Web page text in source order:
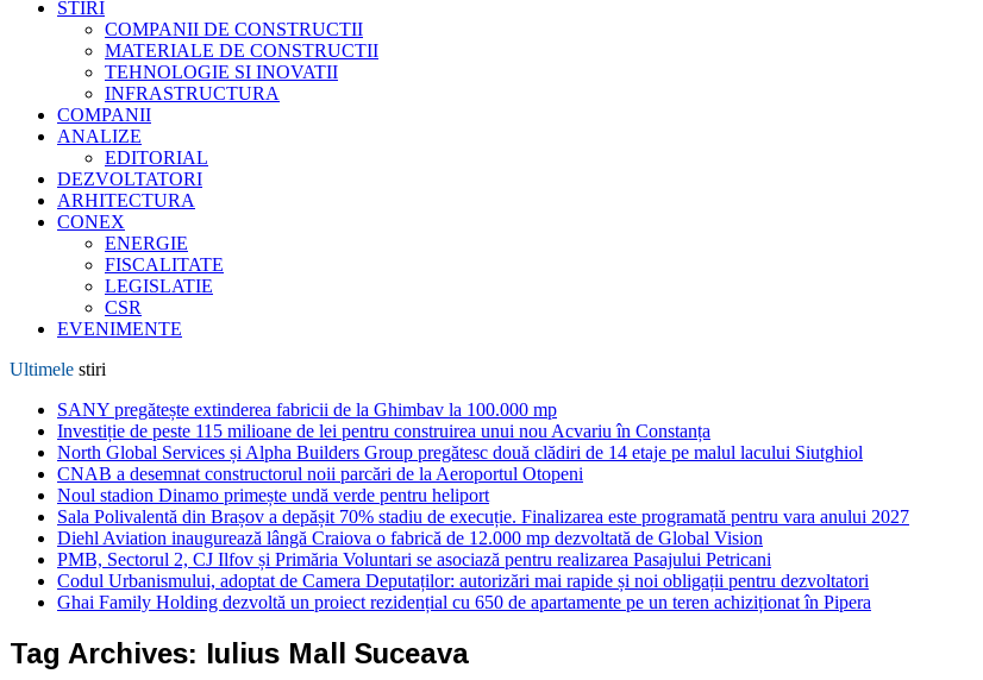
STIRI
COMPANII DE CONSTRUCTII
MATERIALE DE CONSTRUCTII
TEHNOLOGIE SI INOVATII
INFRASTRUCTURA
COMPANII
ANALIZE
EDITORIAL
DEZVOLTATORI
ARHITECTURA
CONEX
ENERGIE
FISCALITATE
LEGISLATIE
CSR
EVENIMENTE
Ultimele stiri
SANY pregătește extinderea fabricii de la Ghimbav la 100.000 mp
Investiție de peste 115 milioane de lei pentru construirea unui nou Acvariu în Constanța
North Global Services și Alpha Builders Group pregătesc două clădiri de 14 etaje pe malul lacului Siutghiol
CNAB a desemnat constructorul noii parcări de la Aeroportul Otopeni
Noul stadion Dinamo primește undă verde pentru heliport
Sala Polivalentă din Brașov a depășit 70% stadiu de execuție. Finalizarea este programată pentru vara anului 2027
Diehl Aviation inaugurează lângă Craiova o fabrică de 12.000 mp dezvoltată de Global Vision
PMB, Sectorul 2, CJ Ilfov și Primăria Voluntari se asociază pentru realizarea Pasajului Petricani
Codul Urbanismului, adoptat de Camera Deputaților: autorizări mai rapide și noi obligații pentru dezvoltatori
Ghai Family Holding dezvoltă un proiect rezidențial cu 650 de apartamente pe un teren achiziționat în Pipera
Tag Archives: Iulius Mall Suceava